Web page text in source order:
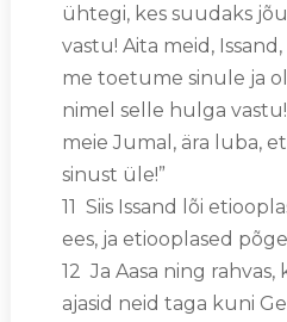
ühtegi, kes suudaks
vastu! Aita meid,
me toetume sinule ja
nimel selle hulga vastu!
meie Jumal, ära luba,
sinust üle!”
11 Siis Issand lõi
ees, ja etiooplased
12 Ja Aasa ning
ajasid neid taga kuni